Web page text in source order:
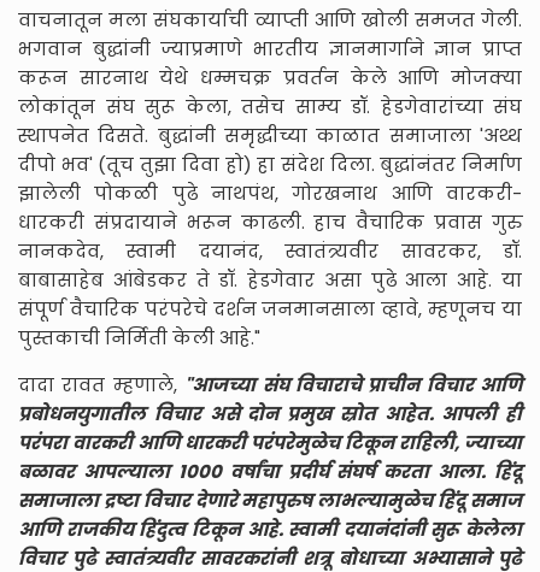
वाचनातून मला संघकार्याची व्याप्ती आणि खोली समजत गेली.
भगवान बुद्धांनी ज्याप्रमाणे भारतीय ज्ञानमार्गाने ज्ञान प्राप्त
करून सारनाथ येथे धम्मचक्र प्रवर्तन केले आणि मोजक्या
लोकांतून संघ सुरू केला, तसेच साम्य डॉ. हेडगेवारांच्या संघ
स्थापनेत दिसते. बुद्धांनी समृद्धीच्या काळात समाजाला 'अथ्थ
दीपो भव' (तूच तुझा दिवा हो) हा संदेश दिला. बुद्धांनंतर निर्माण
झालेली पोकळी पुढे नाथपंथ, गोरखनाथ आणि वारकरी-
धारकरी संप्रदायाने भरून काढली. हाच वैचारिक प्रवास गुरु
नानकदेव, स्वामी दयानंद, स्वातंत्र्यवीर सावरकर, डॉ.
बाबासाहेब आंबेडकर ते डॉ. हेडगेवार असा पुढे आला आहे. या
संपूर्ण वैचारिक परंपरेचे दर्शन जनमानसाला व्हावे, म्हणूनच या
पुस्तकाची निर्मिती केली आहे."
दादा रावत म्हणाले, "आजच्या संघ विचाराचे प्राचीन विचार आणि
प्रबोधनयुगातील विचार असे दोन प्रमुख स्रोत आहेत. आपली ही
परंपरा वारकरी आणि धारकरी परंपरेमुळेच टिकून राहिली, ज्याच्या
बळावर आपल्याला १००० वर्षांचा प्रदीर्घ संघर्ष करता आला. हिंदू
समाजाला द्रष्टा विचार देणारे महापुरुष लाभल्यामुळेच हिंदू समाज
आणि राजकीय हिंदुत्व टिकून आहे. स्वामी दयानंदांनी सुरू केलेला
विचार पुढे स्वातंत्र्यवीर सावरकरांनी शत्रू बोधाच्या अभ्यासाने पुढे